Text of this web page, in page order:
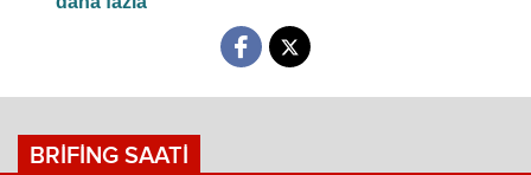
Siyasi gelişmeler, dış politika, uluslararası güvenlik,
terörle mücadele ve gündeme dair herşey
cevapları "Brifing Saati"nde aranıyor. Brifing Saati,
izleyicileriyle buluşuyor…
BRİFİNG SAATİ